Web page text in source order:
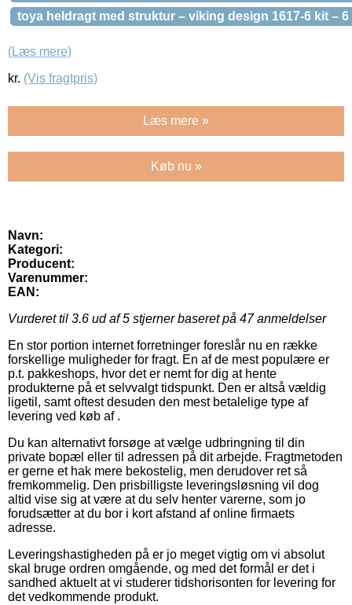
toya heldragt med struktur – viking design 1617-6 kit – 6
(Læs mere)
kr. (Vis fragtpris)
Læs mere »
Køb nu »
Navn:
Kategori:
Producent:
Varenummer:
EAN:
Vurderet til 3.6 ud af 5 stjerner baseret på 47anmeldelser
En stor portion internet forretninger foreslår nu en række
forskellige muligheder for fragt. En af de mest populære er
p.t. pakkeshops, hvor det er nemt for dig at hente
produkterne på et selvvalgt tidspunkt. Den er altså vældig
ligetil, samt oftest desuden den mest betalelige type af
levering ved køb af .
Du kan alternativt forsøge at vælge udbringning til din
private bopæl eller til adressen på dit arbejde. Fragtmetoden
er gerne et hak mere bekostelig, men derudover ret så
fremkommelig. Den prisbilligste leveringsløsning vil dog
altid vise sig at være at du selv henter varerne, som jo
forudsætter at du bor i kort afstand af online firmaets
adresse.
Leveringshastigheden på er jo meget vigtig om vi absolut
skal bruge ordren omgående, og med det formål er det i
sandhed aktuelt at vi studerer tidshorisonten for levering for
det vedkommende produkt.